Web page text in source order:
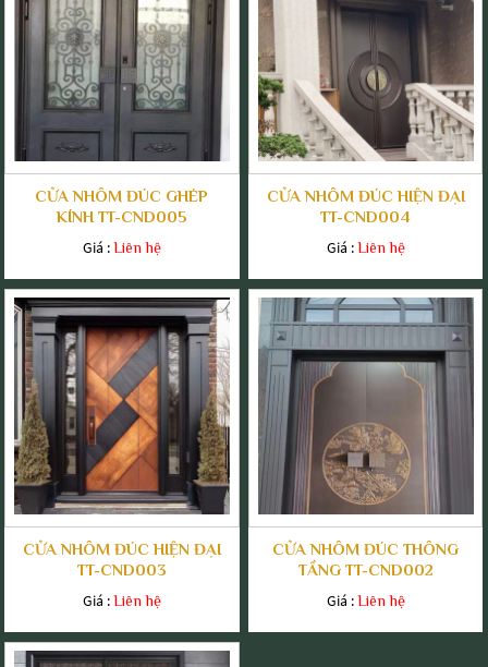
CỬA NHÔM ĐÚC GHÉP
KÍNH TT-CND005
Giá :Liên hệ
CỬA NHÔM ĐÚC HIỆN ĐẠI
TT-CND004
Giá :Liên hệ
CỬA NHÔM ĐÚC HIỆN ĐẠI
TT-CND003
Giá :Liên hệ
CỬA NHÔM ĐÚC THÔNG
TẦNG TT-CND002
Giá :Liên hệ